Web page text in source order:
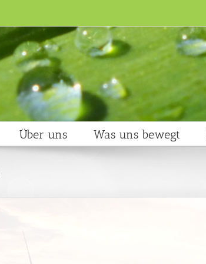
Über uns Was uns bewegt